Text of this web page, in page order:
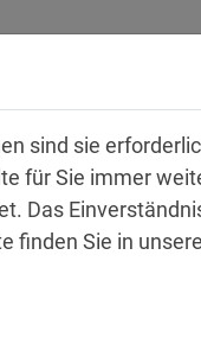
Karriere
sind sie
für Sie immer
Das
finden Sie in